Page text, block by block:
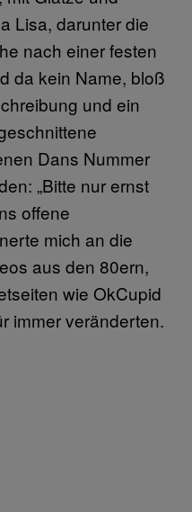
Lisa, darunter die
nach einer festen
da kein Name, bloß
und ein
Dans Nummer
„Bitte nur ernst
offene
mich an die
aus den 80ern,
wie OkCupid
immer veränderten.